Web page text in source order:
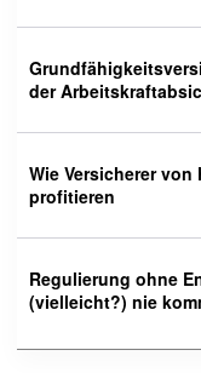
der
Wie Versicherer
profitieren
Regulierung ohne
(vielleicht?) nie